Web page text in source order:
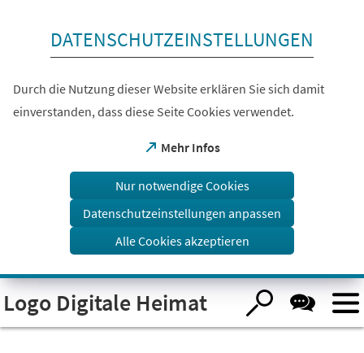
Visuelle
Assistenzsoftware
öffnen.
DATENSCHUTZEINSTELLUNGEN
Durch die Nutzung dieser Website erklären Sie sich damit
einverstanden, dass diese Seite Cookies verwendet.
Mehr Infos
(Öffnet
einem
Tab)
Nur notwendige Cookies
Datenschutzeinstellungen anpassen
Alle Cookies akzeptieren
Logo Digitale Heimat